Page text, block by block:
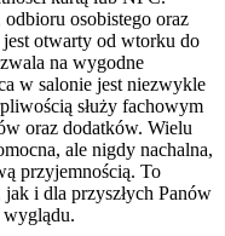
osobistego oraz
otwarty od wtorku do
na wygodne
w salonie jest niezwykle
służy fachowym
oraz dodatków. Wielu
ale nigdy nachalna,
przyjemnością. To
i dla przyszłych Panów
wyglądu.